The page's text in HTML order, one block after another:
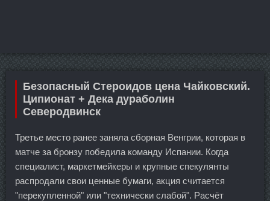
Безопасный Стероидов цена Чайковский.
Ципионат + Дека дураболин
Северодвинск
Третье место ранее заняла сборная Венгрии, которая в
матче за бронзу победила команду Испании. Когда
специалист, маркетмейкеры и крупные спекулянты
распродали свои ценные бумаги, акция считается
"перекупленной" или "технически слабой". Расчёт